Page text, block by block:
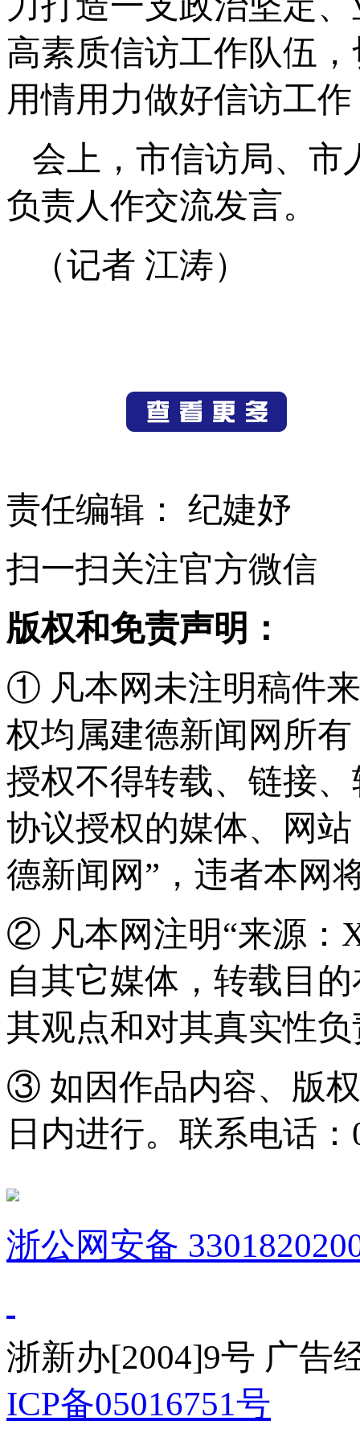
高素质信访工作队伍
用情用力做好信访工
会上，市信访局、市
负责人作交流发言。
（记者 江涛）
责任编辑： 纪婕妤
扫一扫关注官方微信
版权和免责声明：
① 凡本网未注明稿件
权均属建德新闻网所
授权不得转载、链接
协议授权的媒体、网
德新闻网”，违者本网
② 凡本网注明“来源：
自其它媒体，转载目
其观点和对其真实性
③ 如因作品内容、版
日内进行。联系电话：
浙公网安备
浙新办[2004]9号 广告
ICP备05016751号